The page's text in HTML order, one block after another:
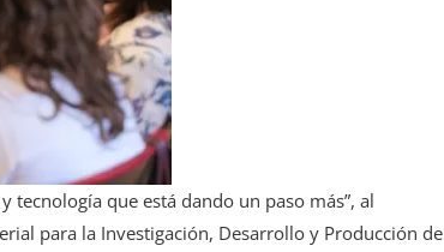
tecnología que está dando un paso más”, al
para la Investigación, Desarrollo y Producción de